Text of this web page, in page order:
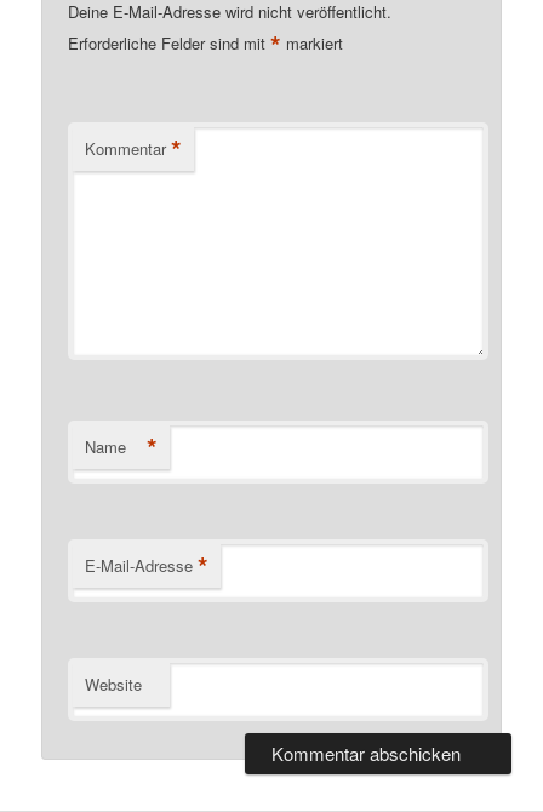
Deine E-Mail-Adresse wird nicht veröffentlicht.
Erforderliche Felder sind mit* markiert
Kommentar *
Name *
E-Mail-Adresse *
Website